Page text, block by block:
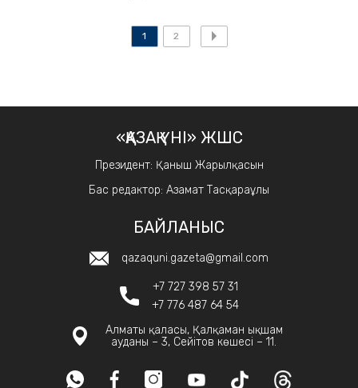
1 2
«ҚАЗАҚ ҮНІ» ЖШС
Президент: Қаныш Жарылқасын
Бас редактор: Азамат Тасқараұлы
БАЙЛАНЫС
qazaquni.gazeta@gmail.com
+7 727 398 57 31
+7 776 487 64 54
Алматы қаласы, Қалқаман ықшам
ауданы – 3, Сейітов көшесі – 11.